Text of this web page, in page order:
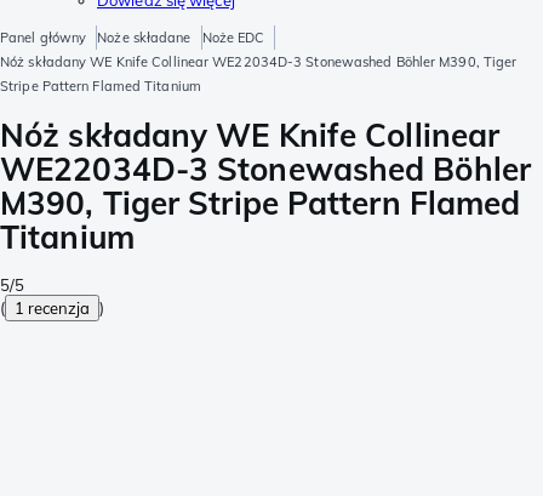
Panel główny Noże składane
Noże EDC
Nóż składany WE Knife Collinear WE22034D-3 Stonewashed Böhler M390, Tiger
Stripe Pattern Flamed Titanium
Nóż składany WE Knife Collinear
WE22034D-3 Stonewashed Böhler
M390, Tiger Stripe Pattern Flamed
Titanium
5/5
( 1 recenzja )